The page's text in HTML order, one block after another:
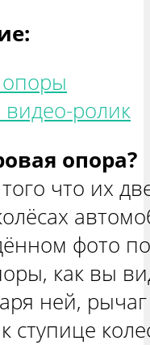
ролик
опора?
что их
фото
как вы
ней,
ступице